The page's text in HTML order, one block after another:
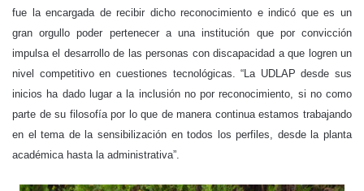
fue la encargada de recibir dicho reconocimiento e indicó que es un
gran orgullo poder pertenecer a una institución que por convicción
impulsa el desarrollo de las personas con discapacidad a que logren un
nivel competitivo en cuestiones tecnológicas. “La UDLAP desde sus
inicios ha dado lugar a la inclusión no por reconocimiento, si no como
parte de su filosofía por lo que de manera continua estamos trabajando
en el tema de la sensibilización en todos los perfiles, desde la planta
académica hasta la administrativa”.